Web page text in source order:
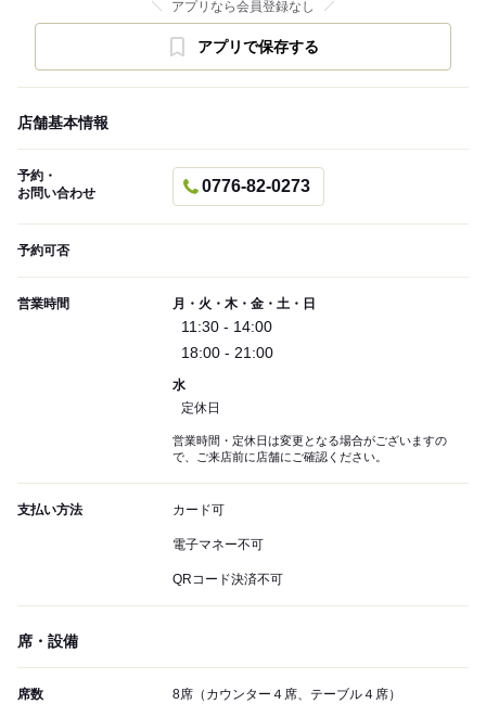
アプリなら会員登録なし
アプリで保存する
店舗基本情報
予約・
お問い合わせ
0776-82-0273
予約可否
営業時間 月・火・木・金・土・日
11:30 - 14:00
18:00 - 21:00
水
定休日
営業時間・定休日は変更となる場合がございますの
で、ご来店前に店舗にご確認ください。
支払い方法 カード可
電子マネー不可
QRコード決済不可
席・設備
席数 8席（カウンター４席、テーブル４席）